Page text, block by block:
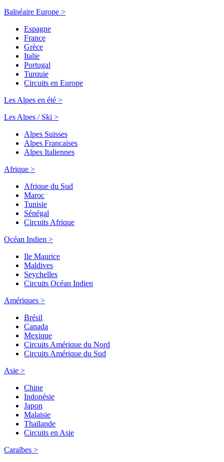
Balnéaire Europe >
Espagne
France
Grèce
Italie
Portugal
Turquie
Circuits en Europe
Les Alpes en été >
Les Alpes / Ski >
Alpes Suisses
Alpes Francaises
Alpes Italiennes
Afrique >
Afrique du Sud
Maroc
Tunisie
Sénégal
Circuits Afrique
Océan Indien >
Ile Maurice
Maldives
Seychelles
Circuits Océan Indien
Amériques >
Brésil
Canada
Mexique
Circuits Amérique du Nord
Circuits Amérique du Sud
Asie >
Chine
Indonésie
Japon
Malaisie
Thaïlande
Circuits en Asie
Caraïbes >